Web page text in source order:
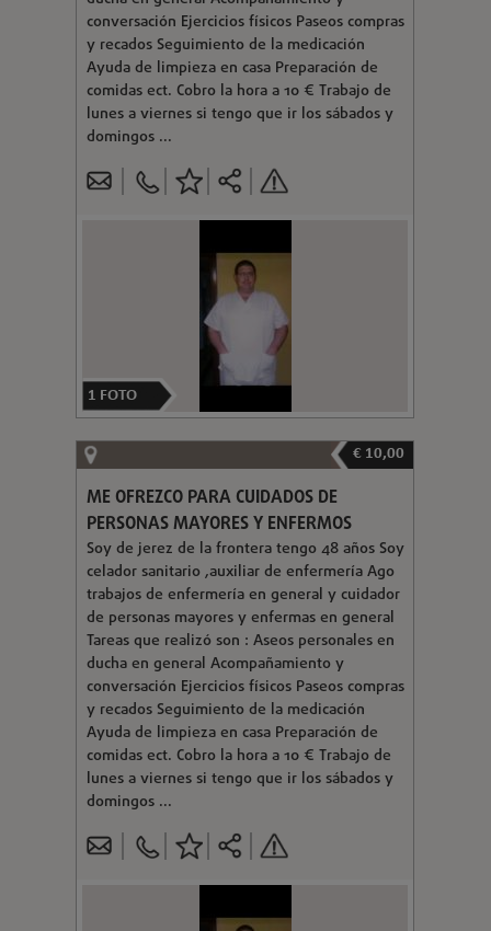
conversación Ejercicios físicos Paseos compras
y recados Seguimiento de la medicación
Ayuda de limpieza en casa Preparación de
comidas ect. Cobro la hora a 10 € Trabajo de
lunes a viernes si tengo que ir los sábados y
domingos ...
1 FOTO
€ 10,00
ME OFREZCO PARA CUIDADOS DE
PERSONAS MAYORES Y ENFERMOS
Soy de jerez de la frontera tengo 48 años Soy
celador sanitario ,auxiliar de enfermería Ago
trabajos de enfermería en general y cuidador
de personas mayores y enfermas en general
Tareas que realizó son : Aseos personales en
ducha en general Acompañamiento y
conversación Ejercicios físicos Paseos compras
y recados Seguimiento de la medicación
Ayuda de limpieza en casa Preparación de
comidas ect. Cobro la hora a 10 € Trabajo de
lunes a viernes si tengo que ir los sábados y
domingos ...